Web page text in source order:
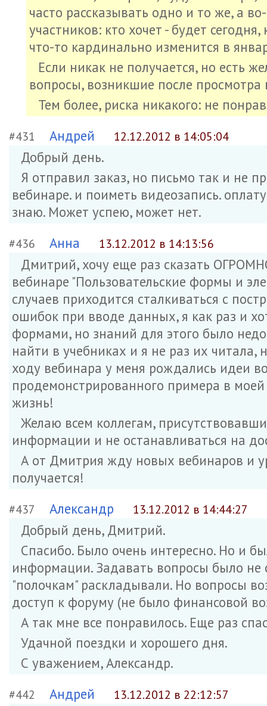
часто рассказывать одно и то же, а
участников: кто хочет - будет
что-то кардинально изменится в
Если никак не получается, но есть
вопросы, возникшие после
Тем более, риска никакого: не
#431 Андрей 12.12.2012 в 14:05:04
Добрый день.
Я отправил заказ, но письмо так и не
вебинаре. и поиметь видеозапись.
знаю. Может успею, может нет.
#436 Анна 13.12.2012 в 14:13:56
Дмитрий, хочу еще раз сказать
вебинаре "Пользовательские формы и
случаев приходится сталкиваться с
ошибок при вводе данных, я как раз и
формами, но знаний для этого было
найти в учебниках и я не раз их
ходу вебинара у меня рождались идеи
продемонстрированного примера в моей
жизнь!
Желаю всем коллегам,
информации и не останавливаться на
А от Дмитрия жду новых вебинаров и
получается!
#437 Александр 13.12.2012 в 14:44:27
Добрый день, Дмитрий.
Спасибо. Было очень интересно. Но и
информации. Задавать вопросы было не
"полочкам" раскладывали. Но вопросы
доступ к форуму (не было финансовой
А так мне все понравилось. Еще раз
Удачной поездки и хорошего дня.
С уважением, Александр.
#442 Андрей 13.12.2012 в 22:12:57